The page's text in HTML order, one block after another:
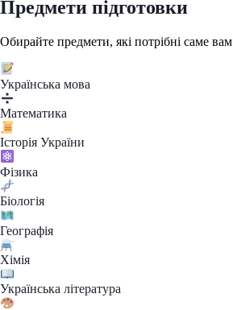
Предмети підготовки
Обирайте предмети, які потрібні саме вам
Українська мова
Математика
Історія України
Фізика
Біологія
Географія
Хімія
Українська література